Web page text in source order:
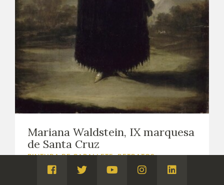
Mariana Waldstein, IX marquesa
de Santa Cruz
Ca. 1797 - 1800
Visita
Visita
Visita
Visita
Visita